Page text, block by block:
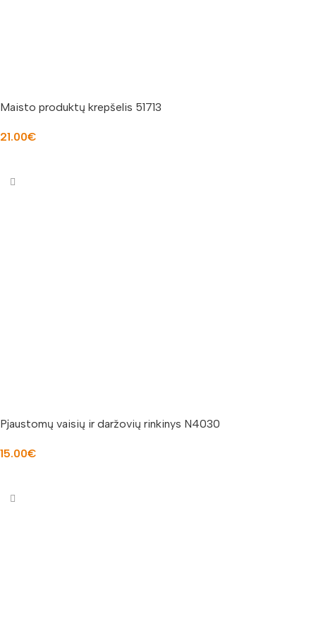
Maisto produktų krepšelis 51713
21.00€
Pjaustomų vaisių ir daržovių rinkinys N4030
15.00€